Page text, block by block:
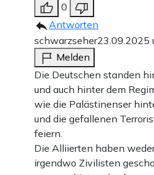
0
Antworten
schwarzseher23.09.2025
Melden
Die Deutschen standen
und auch hinter dem
wie die Palästinenser
und die gefallenen
feiern.
Die Alliierten haben
irgendwo Zivilisten